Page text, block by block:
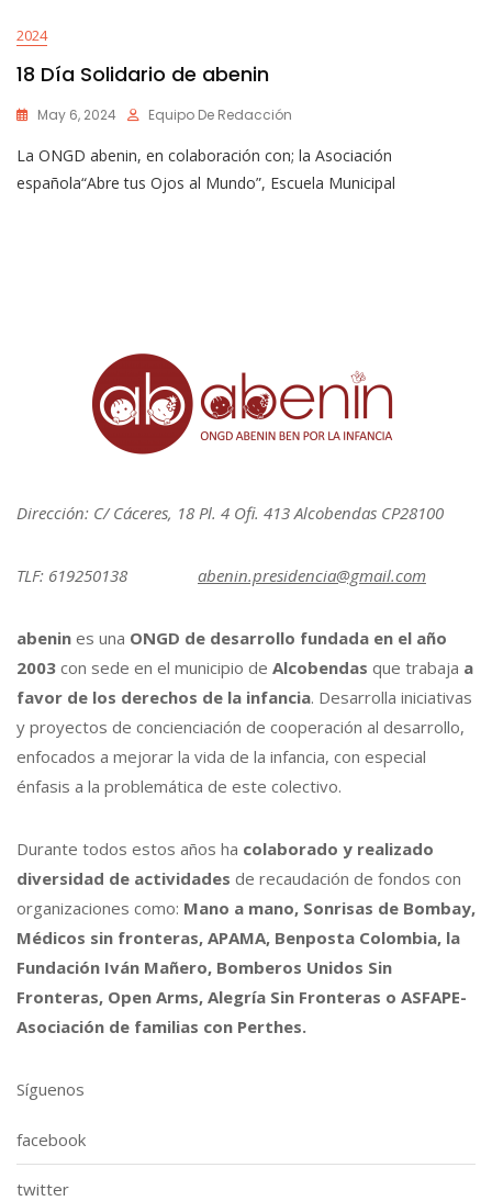
2024
18 Día Solidario de abenin
May 6, 2024 Equipo De Redacción
La ONGD abenin, en colaboración con; la Asociación
española“Abre tus Ojos al Mundo”, Escuela Municipal
Dirección: C/ Cáceres, 18 Pl. 4 Ofi. 413 Alcobendas CP28100
TLF: 619250138 abenin.presidencia@gmail.com
abenin es una ONGD de desarrollo fundada en el año
2003 con sede en el municipio de Alcobendas que trabaja a
favor de los derechos de la infancia. Desarrolla iniciativas
y proyectos de concienciación de cooperación al desarrollo,
enfocados a mejorar la vida de la infancia, con especial
énfasis a la problemática de este colectivo.
Durante todos estos años ha colaborado y realizado
diversidad de actividades de recaudación de fondos con
organizaciones como: Mano a mano, Sonrisas de Bombay,
Médicos sin fronteras, APAMA, Benposta Colombia, la
Fundación Iván Mañero, Bomberos Unidos Sin
Fronteras, Open Arms, Alegría Sin Fronteras o ASFAPE-
Asociación de familias con Perthes.
Síguenos
facebook
twitter